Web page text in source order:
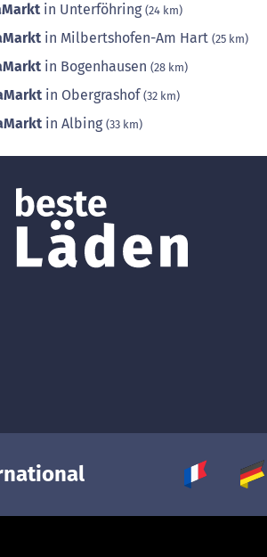
in Unterföhring (24 km)
in Milbertshofen-Am Hart (25 km)
in Bogenhausen (28 km)
in Obergrashof(32 km)
in Albing (33 km)